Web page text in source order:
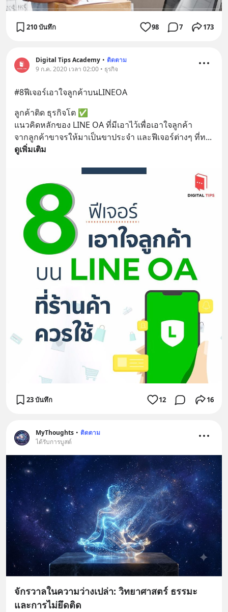
210 บันทึก 98 7 173
Digital Tips Academy • ติดตาม
9 ก.ค. 2020 เวลา 02:00 • ธุรกิจ
#8ฟีเจอร์เอาใจลูกค้าบนLINEOA
ลูกค้าติด ธุรกิจโต ✅
แนวคิดหลักของ LINE OA ที่มีเอาไว้เพื่อเอาใจลูกค้า
จากลูกค้าขาจรให้มาเป็นขาประจำ และฟีเจอร์ต่างๆ ที่ท...
ดูเพิ่มเติม
23 บันทึก 12 16
MyThoughts • ติดตาม
ได้รับการบูสต์
จักรวาลในความว่างเปล่า: วิทยาศาสตร์ ธรรมะ
และการไม่ยึดติด